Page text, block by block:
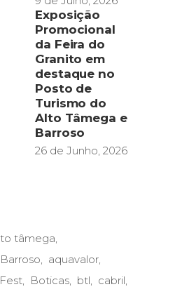
Exposição
Promocional
da Feira do
Granito em
destaque no
Posto de
Turismo do
Alto Tâmega e
Barroso
26 de Junho, 2026
tâmega
aquavalor
Boticas btl
cabril